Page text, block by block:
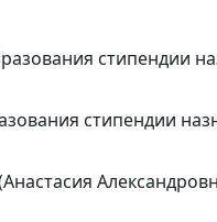
стипендии
стипендии